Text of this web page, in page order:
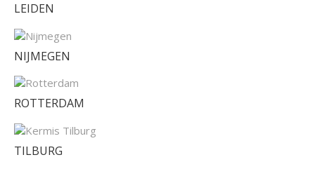
LEIDEN
NIJMEGEN
ROTTERDAM
TILBURG